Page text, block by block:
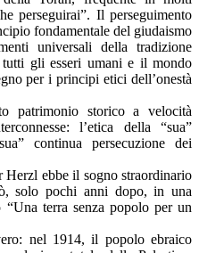
perseguirai”. Il perseguimento
fondamentale del giudaismo
universali della tradizione
tutti gli esseri umani e il mondo
per i principi etici dell’onestà
patrimonio storico a velocità
l’etica della “sua”
continua persecuzione dei
ebbe il sogno straordinario
solo pochi anni dopo, in una
terra senza popolo per un
nel 1914, il popolo ebraico